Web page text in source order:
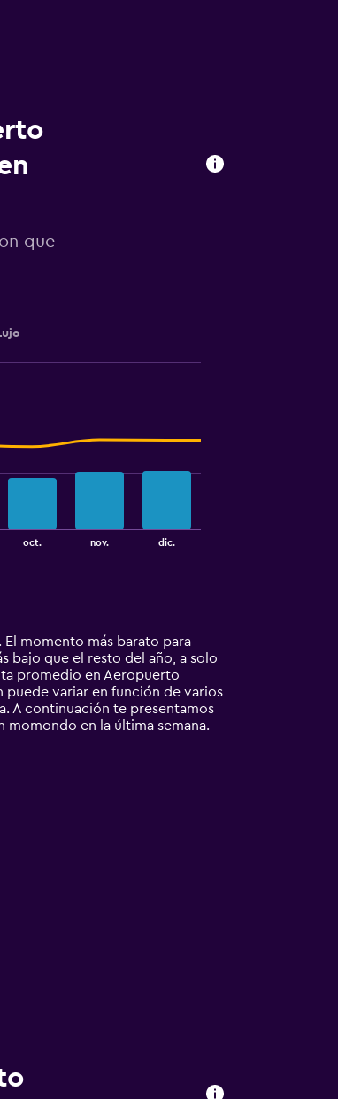
que
oct. nov. dic.
momento más barato para
bajo que el resto del año, a solo
promedio en Aeropuerto
variar en función de varios
A continuación te presentamos
en la última semana.